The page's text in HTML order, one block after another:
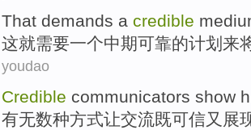
That demands a credible
这就需要一个中期可靠的计划 来
youdao
Credible communicators show
有无数种方式让交流既可信又 展